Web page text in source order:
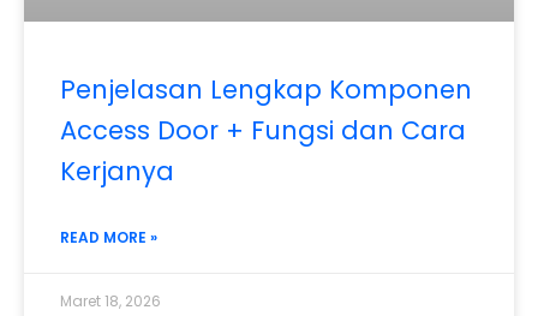
Penjelasan Lengkap Komponen
Access Door + Fungsi dan Cara
Kerjanya
READ MORE »
Maret 18, 2026